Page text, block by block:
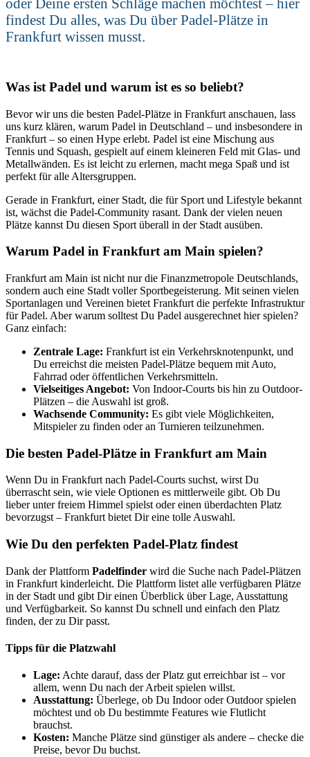
findest Du alles, was Du über Padel-Plätze in
Frankfurt wissen musst.
Was ist Padel und warum ist es so beliebt?
Bevor wir uns die besten Padel-Plätze in Frankfurt anschauen, lass
uns kurz klären, warum Padel in Deutschland – und insbesondere in
Frankfurt – so einen Hype erlebt. Padel ist eine Mischung aus
Tennis und Squash, gespielt auf einem kleineren Feld mit Glas- und
Metallwänden. Es ist leicht zu erlernen, macht mega Spaß und ist
perfekt für alle Altersgruppen.
Gerade in Frankfurt, einer Stadt, die für Sport und Lifestyle bekannt
ist, wächst die Padel-Community rasant. Dank der vielen neuen
Plätze kannst Du diesen Sport überall in der Stadt ausüben.
Warum Padel in Frankfurt am Main spielen?
Frankfurt am Main ist nicht nur die Finanzmetropole Deutschlands,
sondern auch eine Stadt voller Sportbegeisterung. Mit seinen vielen
Sportanlagen und Vereinen bietet Frankfurt die perfekte Infrastruktur
für Padel. Aber warum solltest Du Padel ausgerechnet hier spielen?
Ganz einfach:
Zentrale Lage: Frankfurt ist ein Verkehrsknotenpunkt, und
Du erreichst die meisten Padel-Plätze bequem mit Auto,
Fahrrad oder öffentlichen Verkehrsmitteln.
Vielseitiges Angebot: Von Indoor-Courts bis hin zu Outdoor-
Plätzen – die Auswahl ist groß.
Wachsende Community: Es gibt viele Möglichkeiten,
Mitspieler zu finden oder an Turnieren teilzunehmen.
Die besten Padel-Plätze in Frankfurt am Main
Wenn Du in Frankfurt nach Padel-Courts suchst, wirst Du
überrascht sein, wie viele Optionen es mittlerweile gibt. Ob Du
lieber unter freiem Himmel spielst oder einen überdachten Platz
bevorzugst – Frankfurt bietet Dir eine tolle Auswahl.
Wie Du den perfekten Padel-Platz findest
Dank der Plattform Padelfinder wird die Suche nach Padel-Plätzen
in Frankfurt kinderleicht. Die Plattform listet alle verfügbaren Plätze
in der Stadt und gibt Dir einen Überblick über Lage, Ausstattung
und Verfügbarkeit. So kannst Du schnell und einfach den Platz
finden, der zu Dir passt.
Tipps für die Platzwahl
Lage: Achte darauf, dass der Platz gut erreichbar ist – vor
allem, wenn Du nach der Arbeit spielen willst.
Ausstattung: Überlege, ob Du Indoor oder Outdoor spielen
möchtest und ob Du bestimmte Features wie Flutlicht
brauchst.
Kosten: Manche Plätze sind günstiger als andere – checke die
Preise, bevor Du buchst.